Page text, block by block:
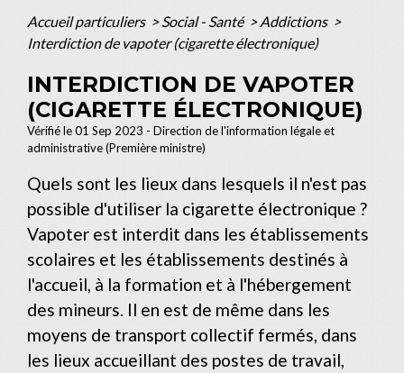
Accueil particuliers > Social - Santé > Addictions >
Interdiction de vapoter (cigarette électronique)
INTERDICTION DE VAPOTER
(CIGARETTE ÉLECTRONIQUE)
Vérifié le 01 Sep 2023 - Direction de l'information légale et
administrative (Première ministre)
Quels sont les lieux dans lesquels il n'est pas
possible d'utiliser la cigarette électronique ?
Vapoter est interdit dans les établissements
scolaires et les établissements destinés à
l'accueil, à la formation et à l'hébergement
des mineurs. Il en est de même dans les
moyens de transport collectif fermés, dans
les lieux accueillant des postes de travail,